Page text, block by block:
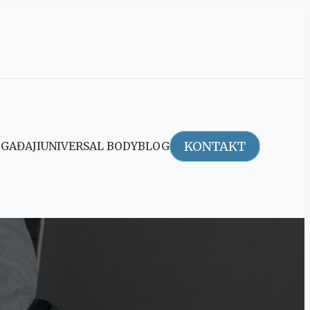
UNIVERSAL BODYBLOG KONTAKT